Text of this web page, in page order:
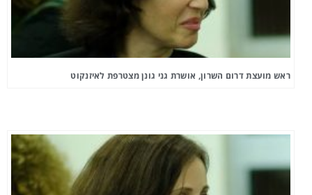
ראש מועצת דרום השרון, אושרת גני גונן מצטרפת לאיזנקוט